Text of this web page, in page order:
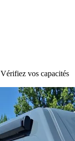
vos capacités